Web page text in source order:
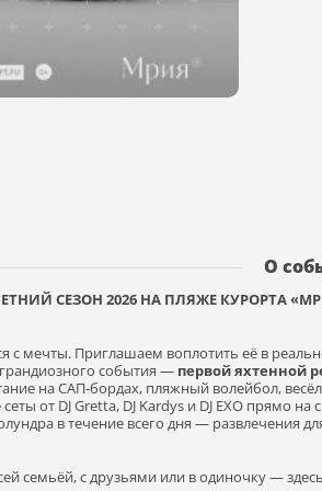
О
СЕЗОН 2026 НА ПЛЯЖЕ КУРОРТА
с мечты. Приглашаем воплотить её в
события — первой яхтенной
на САП‑бордах, пляжный волейбол,
от DJ Gretta, DJ Kardys и DJ EXO прямо на
в течение всего дня — развлечения
семьёй, с друзьями или в одиночку —